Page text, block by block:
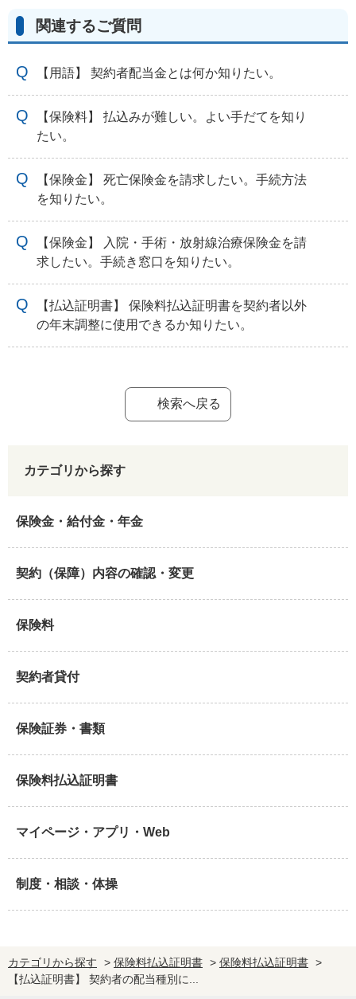
関連するご質問
【用語】 契約者配当金とは何か知りたい。
【保険料】 払込みが難しい。よい手だてを知り
たい。
【保険金】 死亡保険金を請求したい。手続方法
を知りたい。
【保険金】 入院・手術・放射線治療保険金を請
求したい。手続き窓口を知りたい。
【払込証明書】 保険料払込証明書を契約者以外
の年末調整に使用できるか知りたい。
検索へ戻る
カテゴリから探す
保険金・給付金・年金
契約（保障）内容の確認・変更
保険料
契約者貸付
保険証券・書類
保険料払込証明書
マイページ・アプリ・Web
制度・相談・体操
カテゴリから探す > 保険料払込証明書 > 保険料払込証明書 >
【払込証明書】 契約者の配当種別に...